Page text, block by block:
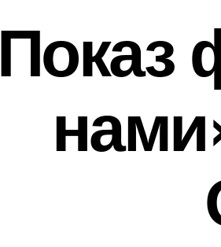
Показ